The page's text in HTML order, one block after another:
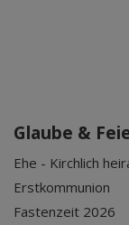
Glaube &
Ehe - Kirchlich
Erstkommunion
Fastenzeit 2026